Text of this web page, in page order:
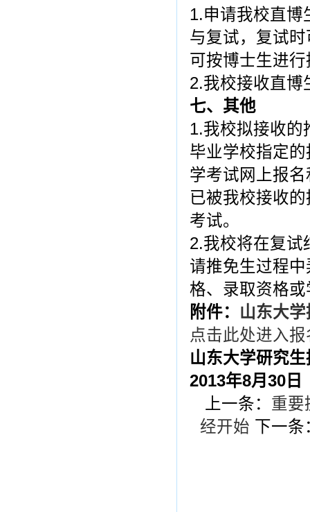
1.申请我校直博
与复试，复试
可按博士生进
2.我校接收直博
七、其他
1.我校拟接收的
毕业学校指定
学考试网上报
已被我校接收
考试。
2.我校将在复试
请推免生过程
格、录取资格
附件： 山东大
点击此处进入
山东大学研究
2013年8月30日
上一条： 重要
经开始 下一条